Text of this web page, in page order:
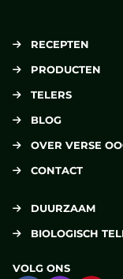
RECEPTEN
PRODUCTEN
TELERS
BLOG
OVER VERSE
CONTACT
DUURZAAM
BIOLOGISCH
VOLG ONS